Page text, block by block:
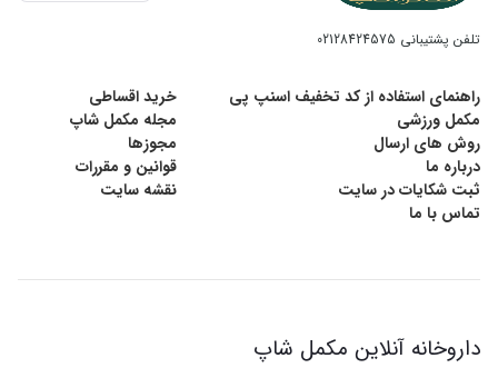
تلفن پشتیبانی 02128424575
راهنمای استفاده از کد تخفیف اسنپ پی
خرید اقساطی
مکمل ورزشی
مجله مکمل شاپ
روش های ارسال
مجوزها
درباره ما
قوانین و مقررات
ثبت شکایات در سایت
نقشه سایت
تماس با ما
داروخانه آنلاین مکمل شاپ